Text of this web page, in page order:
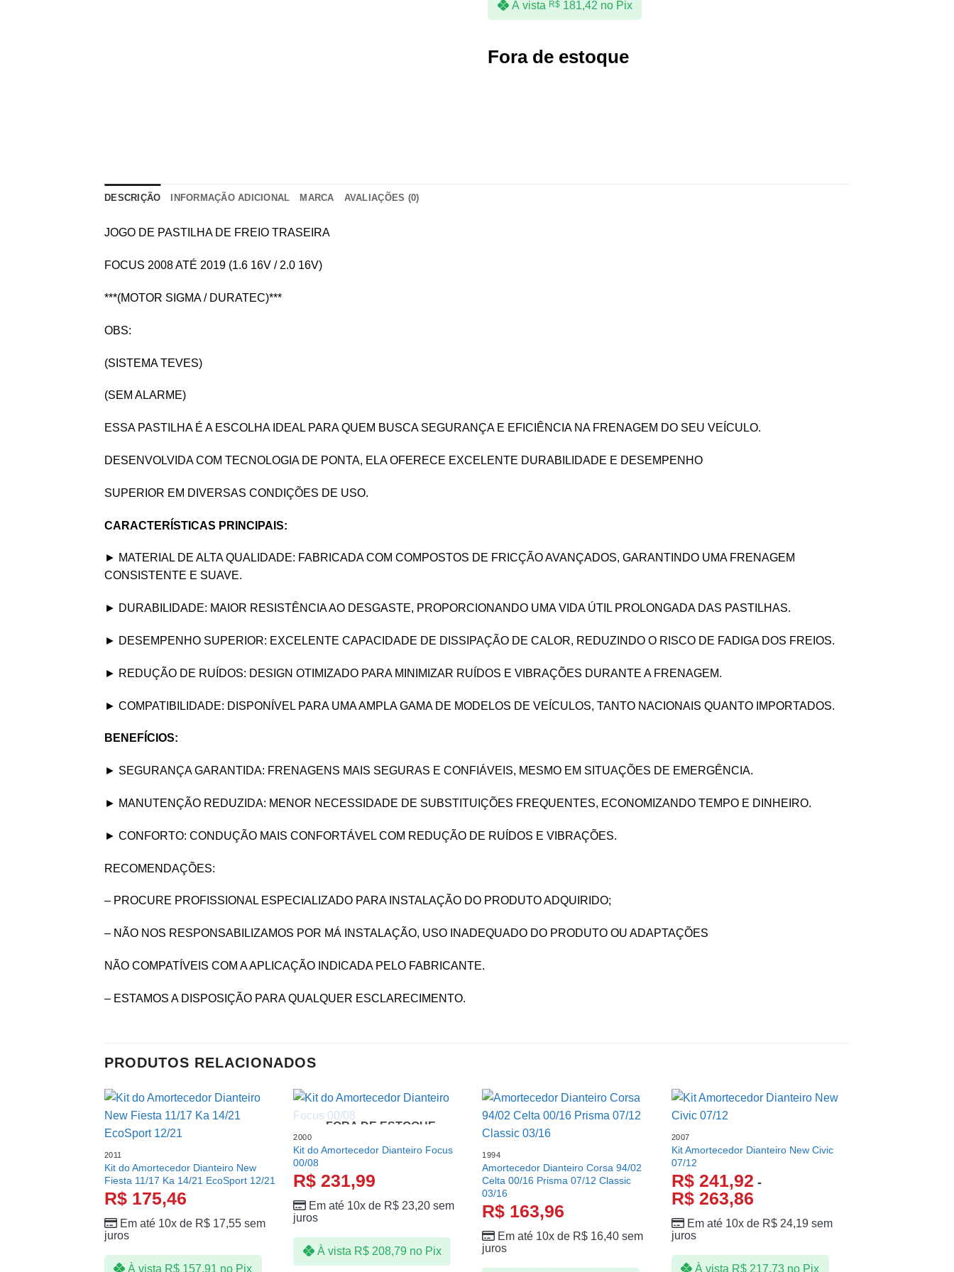
À vista R$181,42 no Pix
Fora de estoque
DESCRIÇÃO INFORMAÇÃO ADICIONAL MARCA AVALIAÇÕES (0)
JOGO DE PASTILHA DE FREIO TRASEIRA
FOCUS 2008 ATÉ 2019 (1.6 16V / 2.0 16V)
***(MOTOR SIGMA / DURATEC)***
OBS:
(SISTEMA TEVES)
(SEM ALARME)
ESSA PASTILHA É A ESCOLHA IDEAL PARA QUEM BUSCA SEGURANÇA E EFICIÊNCIA NA FRENAGEM DO SEU VEÍCULO.
DESENVOLVIDA COM TECNOLOGIA DE PONTA, ELA OFERECE EXCELENTE DURABILIDADE E DESEMPENHO
SUPERIOR EM DIVERSAS CONDIÇÕES DE USO.
CARACTERÍSTICAS PRINCIPAIS:
► MATERIAL DE ALTA QUALIDADE: FABRICADA COM COMPOSTOS DE FRICÇÃO AVANÇADOS, GARANTINDO UMA FRENAGEM
CONSISTENTE E SUAVE.
► DURABILIDADE: MAIOR RESISTÊNCIA AO DESGASTE, PROPORCIONANDO UMA VIDA ÚTIL PROLONGADA DAS PASTILHAS.
► DESEMPENHO SUPERIOR: EXCELENTE CAPACIDADE DE DISSIPAÇÃO DE CALOR, REDUZINDO O RISCO DE FADIGA DOS FREIOS.
► REDUÇÃO DE RUÍDOS: DESIGN OTIMIZADO PARA MINIMIZAR RUÍDOS E VIBRAÇÕES DURANTE A FRENAGEM.
► COMPATIBILIDADE: DISPONÍVEL PARA UMA AMPLA GAMA DE MODELOS DE VEÍCULOS, TANTO NACIONAIS QUANTO IMPORTADOS.
BENEFÍCIOS:
► SEGURANÇA GARANTIDA: FRENAGENS MAIS SEGURAS E CONFIÁVEIS, MESMO EM SITUAÇÕES DE EMERGÊNCIA.
► MANUTENÇÃO REDUZIDA: MENOR NECESSIDADE DE SUBSTITUIÇÕES FREQUENTES, ECONOMIZANDO TEMPO E DINHEIRO.
► CONFORTO: CONDUÇÃO MAIS CONFORTÁVEL COM REDUÇÃO DE RUÍDOS E VIBRAÇÕES.
RECOMENDAÇÕES:
– PROCURE PROFISSIONAL ESPECIALIZADO PARA INSTALAÇÃO DO PRODUTO ADQUIRIDO;
– NÃO NOS RESPONSABILIZAMOS POR MÁ INSTALAÇÃO, USO INADEQUADO DO PRODUTO OU ADAPTAÇÕES
NÃO COMPATÍVEIS COM A APLICAÇÃO INDICADA PELO FABRICANTE.
– ESTAMOS A DISPOSIÇÃO PARA QUALQUER ESCLARECIMENTO.
PRODUTOS RELACIONADOS
2011
Kit do Amortecedor Dianteiro New
Fiesta 11/17 Ka 14/21 EcoSport 12/21
R$175,46
Em até 10x de R$17,55sem
juros
À vista R$ 157,91 no Pix
FORA DE ESTOQUE
2000
Kit do Amortecedor Dianteiro Focus
00/08
R$ 231,99
Em até 10x de R$ 23,20 sem
juros
À vista R$208,79 no Pix
1994
Amortecedor Dianteiro Corsa 94/02
Celta 00/16 Prisma 07/12 Classic
03/16
R$ 163,96
Em até 10x de R$ 16,40 sem
juros
2007
Kit Amortecedor Dianteiro New Civic
07/12
R$241,92 -
R$263,86
Em até 10x de R$24,19sem
juros
À vista R$ 217,73 no Pix